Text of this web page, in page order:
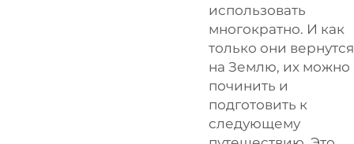
использовать
многократно. И как
только они вернутся
на Землю, их можно
починить и
подготовить к
следующему